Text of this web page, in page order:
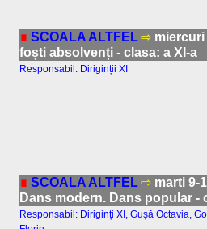
∎ SCOALA ALTFEL ⇨ miercuri
foști absolvenți - clasa: a XI-a
Responsabil: Diriginții XI
∎ SCOALA ALTFEL ⇨ marti 9-
Dans modern. Dans popular -
Responsabil: Diriginți XI, Gușă Octavia,